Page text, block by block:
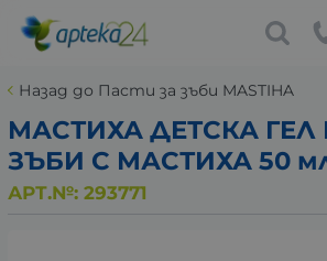
Назад до Пасти за зъби MASTIHA
МАСТИХА ДЕТСКА ГЕЛ
ЗЪБИ С МАСТИХА 50
АРТ.№: 293771